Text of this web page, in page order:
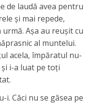
de laudă avea pentru
şi mai repede,
Aşa au reuşit cu
al muntelui.
acela, împăratul nu-
i-a luat pe toţi
i. Căci nu se găsea pe